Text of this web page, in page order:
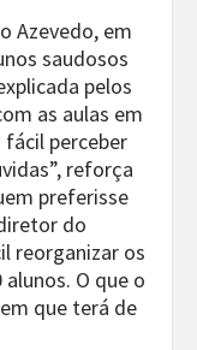
Azevedo, em
saudosos
pelos
as aulas em
fácil perceber
reforça
preferisse
do
reorganizar os
O que o
que terá de